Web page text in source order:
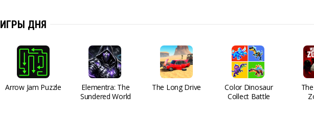
ИГРЫ ДНЯ
Arrow Jam Puzzle
Elementra: The
Sundered World
The Long Drive
Color Dinosaur
Collect Battle